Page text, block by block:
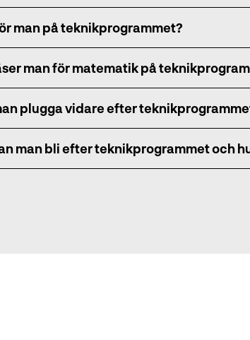
man på teknikprogrammet?
man för matematik på
plugga vidare efter
man bli efter teknikprogrammet och